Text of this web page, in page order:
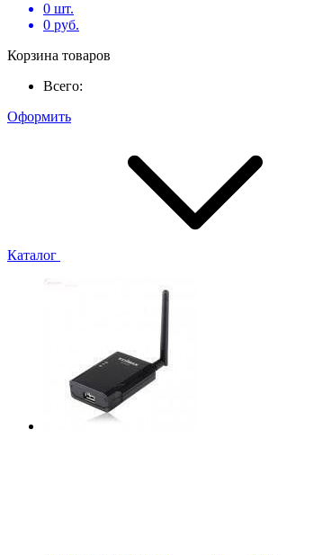
0 шт.
0 руб.
Корзина товаров
Всего:
Оформить
Каталог